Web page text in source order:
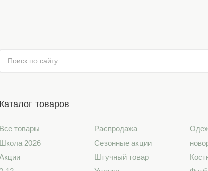
Каталог товаров
Все товары
Школа 2026
Распродажа
Сезонные акции
Штучный товар